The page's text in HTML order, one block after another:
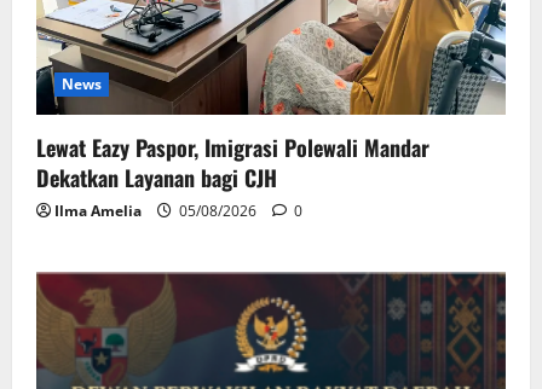
News
Lewat Eazy Paspor, Imigrasi Polewali Mandar
Dekatkan Layanan bagi CJH
Ilma Amelia 05/08/2026 0